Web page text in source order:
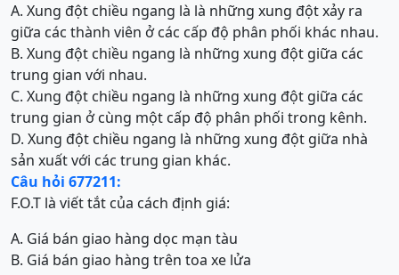
A. Xung đột chiều ngang là là những xung đột xảy ra
giữa các thành viên ở các cấp độ phân phối khác nhau.
B. Xung đột chiều ngang là những xung đột giữa các
trung gian với nhau.
C. Xung đột chiều ngang là những xung đột giữa các
trung gian ở cùng một cấp độ phân phối trong kênh.
D. Xung đột chiều ngang là những xung đột giữa nhà
sản xuất với các trung gian khác.
Câu hỏi 677211:
F.O.T là viết tắt của cách định giá:
A. Giá bán giao hàng dọc mạn tàu
B. Giá bán giao hàng trên toa xe lửa